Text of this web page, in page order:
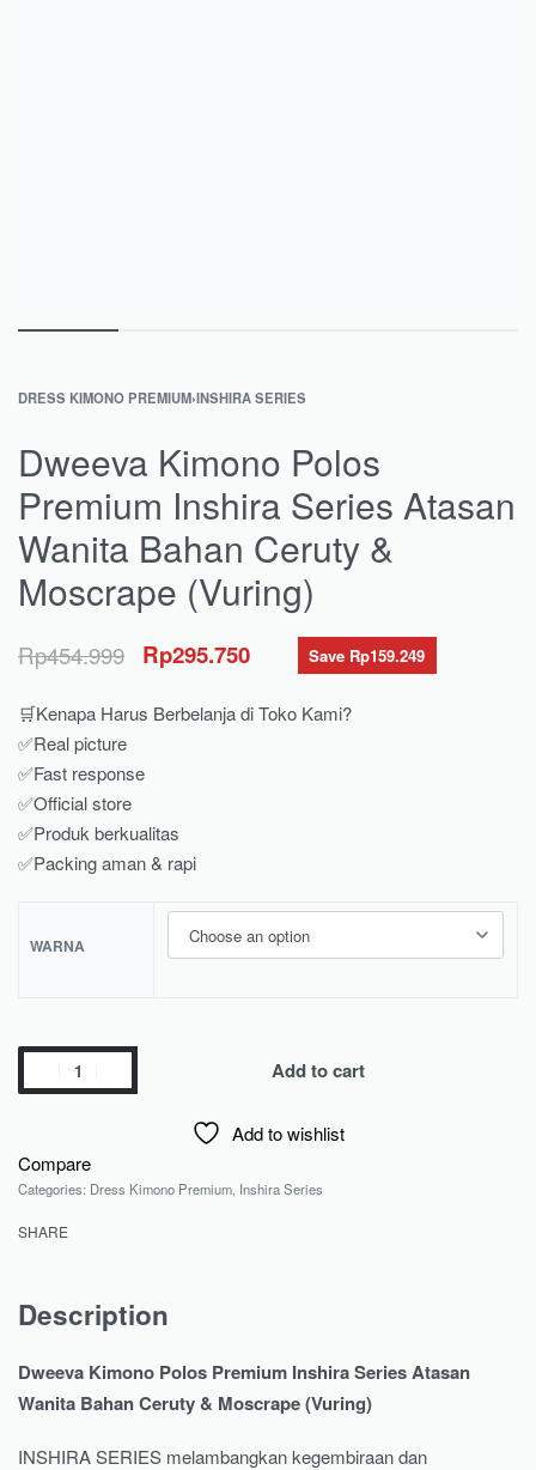
DRESS KIMONO PREMIUM›INSHIRA SERIES
Dweeva Kimono Polos
Premium Inshira Series Atasan
Wanita Bahan Ceruty &
Moscrape (Vuring)
Rp454.999 Rp295.750 Save Rp159.249
🛒Kenapa Harus Berbelanja di Toko Kami?
✅Real picture
✅Fast response
✅Official store
✅Produk berkualitas
✅Packing aman & rapi
WARNA
Add to cart
Add to wishlist
Compare
Categories: Dress Kimono Premium, Inshira Series
SHARE
Description
Dweeva Kimono Polos Premium Inshira Series Atasan
Wanita Bahan Ceruty & Moscrape (Vuring)
INSHIRA SERIES melambangkan kegembiraan dan